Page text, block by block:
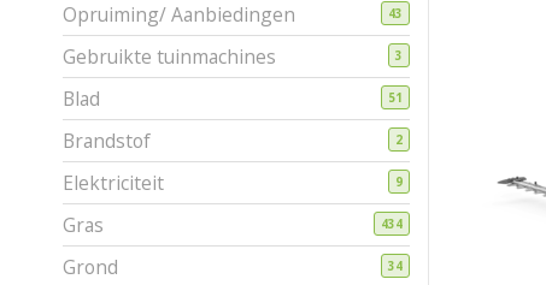
Opruiming/ Aanbiedingen 43
Gebruikte tuinmachines 3
Blad 51
Brandstof 2
Elektriciteit 9
Gras 434
Grond 34